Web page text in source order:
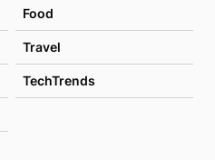
Food
Travel
TechTrends